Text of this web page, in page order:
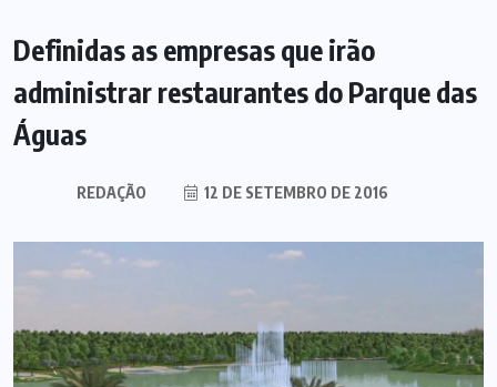
Definidas as empresas que irão
administrar restaurantes do Parque das
Águas
REDAÇÃO 12 DE SETEMBRO DE 2016